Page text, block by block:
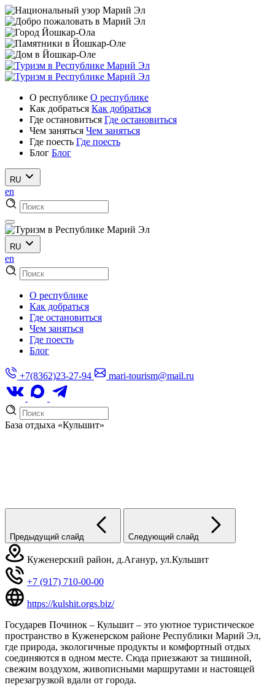
О республике О республике
Как добраться Как добраться
Где остановиться Где остановиться
Чем заняться Чем заняться
Где поесть Где поесть
Блог Блог
RU
en
RU
en
О республике
Как добраться
Где остановиться
Чем заняться
Где поесть
Блог
+7(8362)23-27-94 mari-tourism@mail.ru
База отдыха «Кульшит»
Предыдущий слайд Следующий слайд
Куженерский район, д.Аганур, ул.Кульшит
+7 (917) 710-00-00
https://kulshit.orgs.biz/
Государев Починок – Кульшит – это уютное туристическое
пространство в Куженерском районе Республики Марий Эл,
где природа, экологичные продукты и комфортный отдых
соединяются в одном месте. Сюда приезжают за тишиной,
свежим воздухом, живописными маршрутами и настоящей
перезагрузкой вдали от города.